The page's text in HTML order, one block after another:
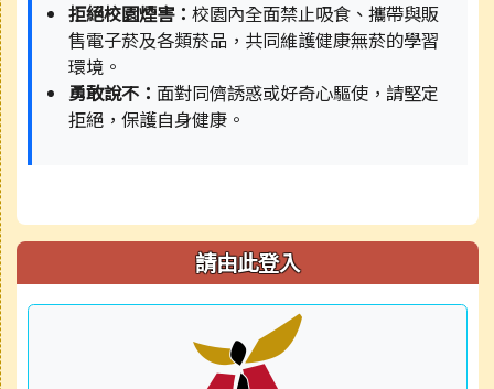
拒絕校園煙害：校園內全面禁止吸食、攜帶與販
售電子菸及各類菸品，共同維護健康無菸的學習
環境。
勇敢說不： 面對同儕誘惑或好奇心驅使，請堅定
拒絕，保護自身健康。
請由此登入